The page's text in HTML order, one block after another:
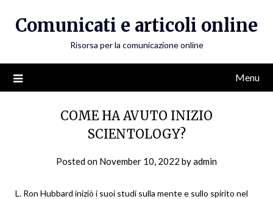
Comunicati e articoli online
Risorsa per la comunicazione online
Menu
COME HA AVUTO INIZIO
SCIENTOLOGY?
Posted on November 10, 2022 byadmin
L. Ron Hubbard iniziò i suoi studi sulla mente e sullo spirito nel